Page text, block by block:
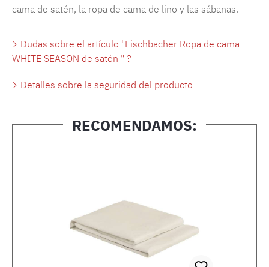
cama de satén, la ropa de cama de lino y las sábanas.
Dudas sobre el artículo "Fischbacher Ropa de cama
WHITE SEASON de satén " ?
Detalles sobre la seguridad del producto
RECOMENDAMOS: